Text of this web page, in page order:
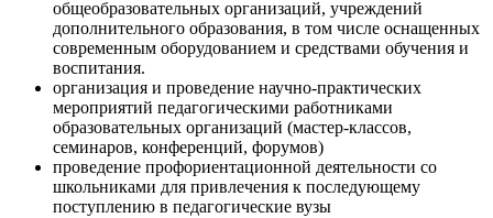
общеобразовательных организаций, учреждений
дополнительного образования, в том числе оснащенных
современным оборудованием и средствами обучения и
воспитания.
организация и проведение научно-практических
мероприятий педагогическими работниками
образовательных организаций (мастер-классов,
семинаров, конференций, форумов)
проведение профориентационной деятельности со
школьниками для привлечения к последующему
поступлению в педагогические вузы